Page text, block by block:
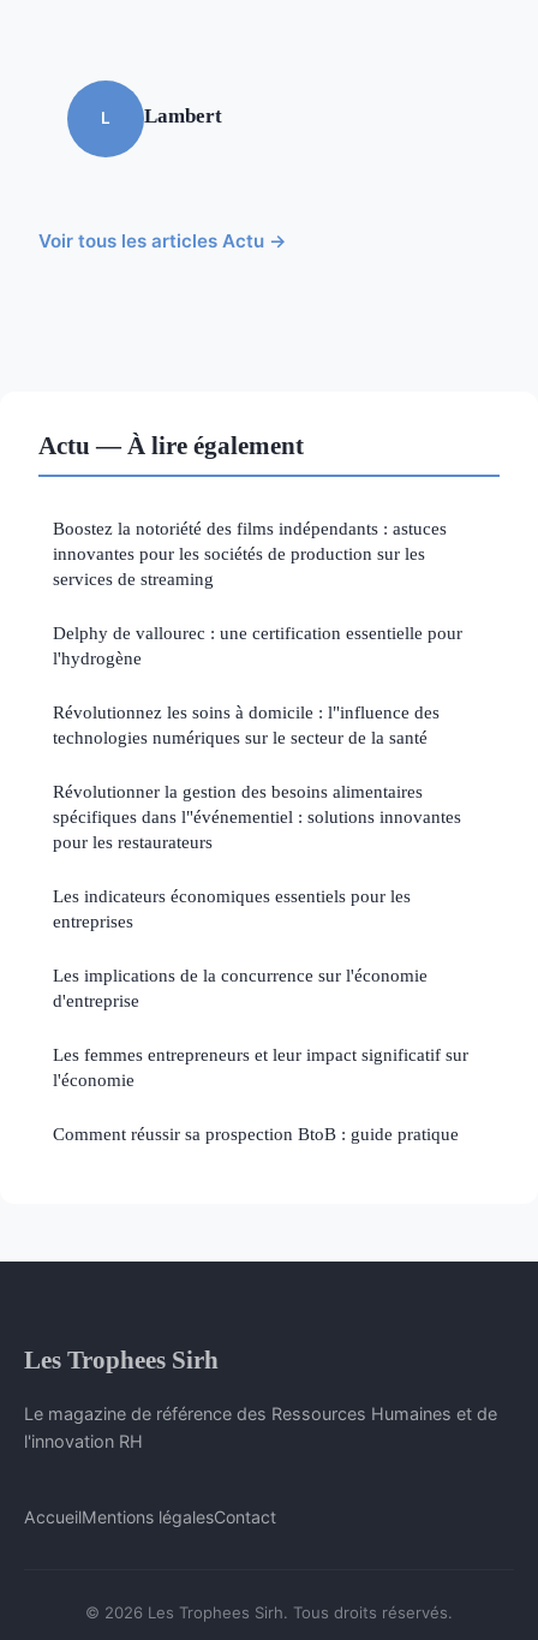
L Lambert
Voir tous les articles Actu →
Actu — À lire également
Boostez la notoriété des films indépendants : astuces
innovantes pour les sociétés de production sur les
services de streaming
Delphy de vallourec : une certification essentielle pour
l'hydrogène
Révolutionnez les soins à domicile : l"influence des
technologies numériques sur le secteur de la santé
Révolutionner la gestion des besoins alimentaires
spécifiques dans l"événementiel : solutions innovantes
pour les restaurateurs
Les indicateurs économiques essentiels pour les
entreprises
Les implications de la concurrence sur l'économie
d'entreprise
Les femmes entrepreneurs et leur impact significatif sur
l'économie
Comment réussir sa prospection BtoB : guide pratique
Les Trophees Sirh
Le magazine de référence des Ressources Humaines et de
l'innovation RH
AccueilMentions légalesContact
© 2026 Les Trophees Sirh. Tous droits réservés.